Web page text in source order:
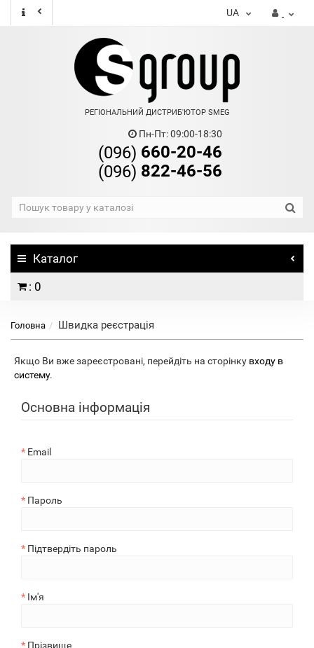
UA
РЕГІОНАЛЬНИЙ ДИСТРИБ'ЮТОР SMEG
Пн-Пт: 09:00-18:30
(096) 660-20-46
(096) 822-46-56
Каталог
: 0
Головна Швидка реєстрація
Якщо Ви вже зареєстровані, перейдіть на сторінку входу в
систему.
Основна інформація
Email
Пароль
Підтвердіть пароль
Ім'я
Прізвище